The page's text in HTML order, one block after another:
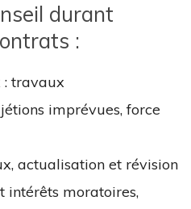
durant
:
: travaux
imprévues, force
actualisation et révision
intérêts moratoires,